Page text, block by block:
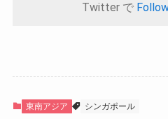
Twitter で
東南アジア シンガポール